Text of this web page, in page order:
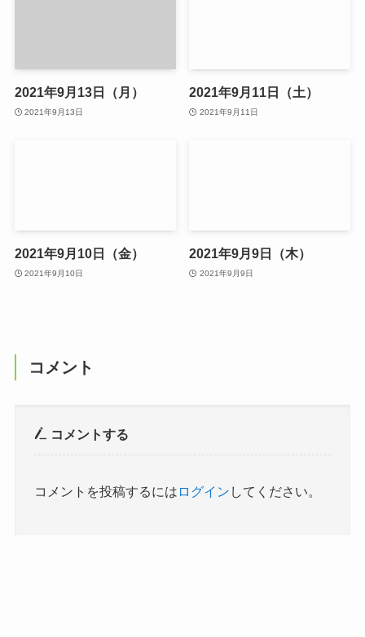
2021年9月13日（月）
2021年9月13日
2021年9月11日（土）
2021年9月11日
2021年9月10日（金）
2021年9月10日
2021年9月9日（木）
2021年9月9日
コメント
コメントする
コメントを投稿するには ログイン してください。